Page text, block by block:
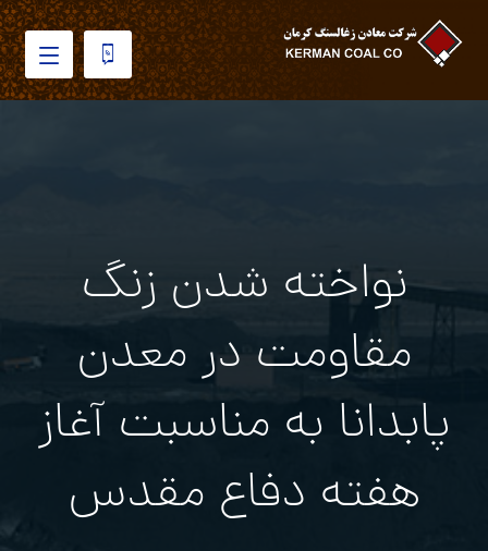
نواخته شدن زنگ
مقاومت در معدن
پابدانا به مناسبت آغاز
هفته دفاع مقدس